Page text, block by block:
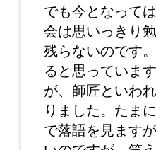
でも今となって
会は思いっきり
残らないのです
ると思っていま
が、師匠といわ
りました。たま
で落語を見ます